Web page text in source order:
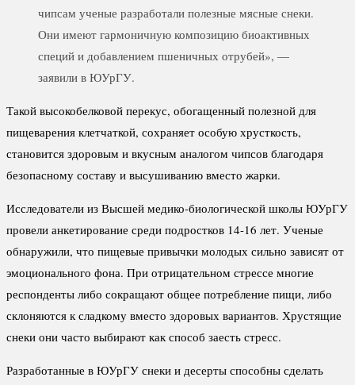
чипсам ученые разработали полезные мясные снеки.
Они имеют гармоничную композицию биоактивных
специй и добавлением пшеничных отрубей», —
заявили в ЮУрГУ.
Такой высокобелковой перекус, обогащенный полезной для
пищеварения клетчаткой, сохраняет особую хрусткость,
становится здоровым и вкусным аналогом чипсов благодаря
безопасному составу и высушиванию вместо жарки.
Исследователи из Высшей медико-биологической школы ЮУрГУ
провели анкетирование среди подростков 14-16 лет. Ученые
обнаружили, что пищевые привычки молодых сильно зависят от
эмоционального фона. При отрицательном стрессе многие
респонденты либо сокращают общее потребление пищи, либо
склоняются к сладкому вместо здоровых вариантов. Хрустящие
снеки они часто выбирают как способ заесть стресс.
Разработанные в ЮУрГУ снеки и десерты способны сделать